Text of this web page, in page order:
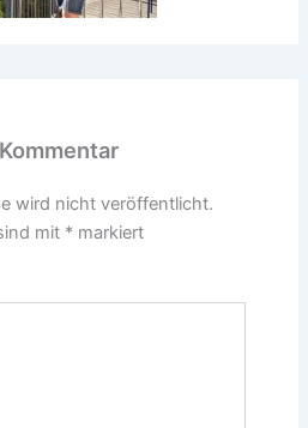
wird nicht veröffentlicht.
mit *markiert